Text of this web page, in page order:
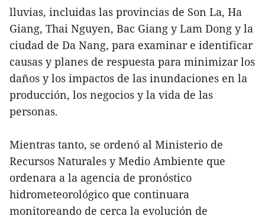
lluvias, incluidas las provincias de Son La, Ha
Giang, Thai Nguyen, Bac Giang y Lam Dong y la
ciudad de Da Nang, para examinar e identificar
causas y planes de respuesta para minimizar los
daños y los impactos de las inundaciones en la
producción, los negocios y la vida de las
personas.
Mientras tanto, se ordenó al Ministerio de
Recursos Naturales y Medio Ambiente que
ordenara a la agencia de pronóstico
hidrometeorológico que continuara
monitoreando de cerca la evolución de